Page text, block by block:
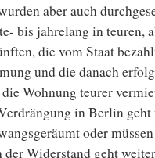
aber auch
bis jahrelang in teuren,
die vom Staat
und die danach
Wohnung teurer
in Berlin geht
oder
der Widerstand geht